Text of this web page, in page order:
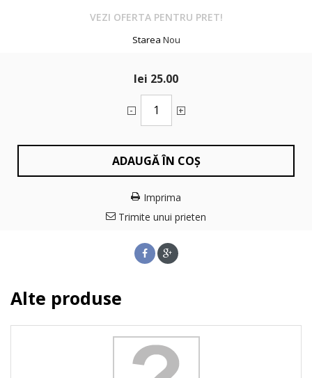
VEZI OFERTA PENTRU PRET!
Starea Nou
lei 25.00
+
-
ADAUGĂ ÎN COȘ
Imprima
Trimite unui prieten
Alte produse